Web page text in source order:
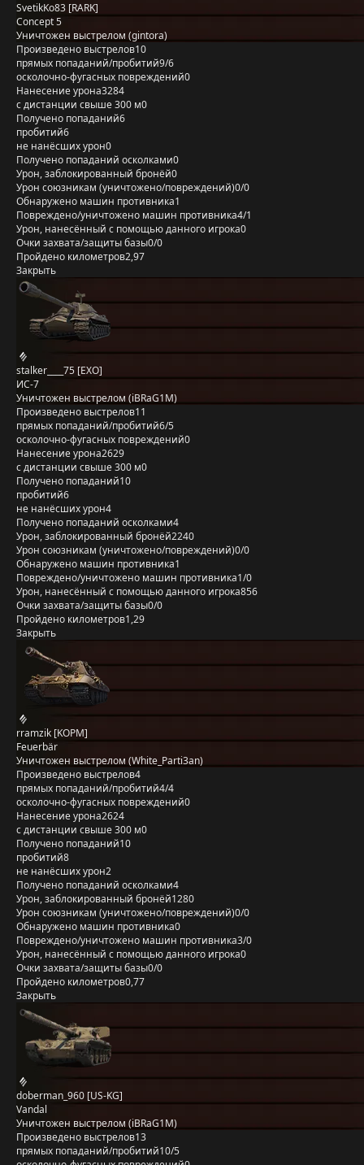
SvetikKo83 [RARK]
Concept 5
Уничтожен выстрелом (gintora)
Произведено выстрелов10
прямых попаданий/пробитий9/6
осколочно-фугасных повреждений0
Нанесение урона3284
с дистанции свыше 300 м0
Получено попаданий6
пробитий6
не нанёсших урон0
Получено попаданий осколками0
Урон, заблокированный бронёй0
Урон союзникам (уничтожено/повреждений)0/0
Обнаружено машин противника1
Повреждено/уничтожено машин противника4/1
Урон, нанесённый с помощью данного игрока0
Очки захвата/защиты базы0/0
Пройдено километров2,97
Закрыть
stalker____75 [EXO]
ИС-7
Уничтожен выстрелом (iBRaG1M)
Произведено выстрелов11
прямых попаданий/пробитий6/5
осколочно-фугасных повреждений0
Нанесение урона2629
с дистанции свыше 300 м0
Получено попаданий10
пробитий6
не нанёсших урон4
Получено попаданий осколками4
Урон, заблокированный бронёй2240
Урон союзникам (уничтожено/повреждений)0/0
Обнаружено машин противника1
Повреждено/уничтожено машин противника1/0
Урон, нанесённый с помощью данного игрока856
Очки захвата/защиты базы0/0
Пройдено километров1,29
Закрыть
rramzik [KOPM]
Feuerbär
Уничтожен выстрелом (White_Parti3an)
Произведено выстрелов4
прямых попаданий/пробитий4/4
осколочно-фугасных повреждений0
Нанесение урона2624
с дистанции свыше 300 м0
Получено попаданий10
пробитий8
не нанёсших урон2
Получено попаданий осколками4
Урон, заблокированный бронёй1280
Урон союзникам (уничтожено/повреждений)0/0
Обнаружено машин противника0
Повреждено/уничтожено машин противника3/0
Урон, нанесённый с помощью данного игрока0
Очки захвата/защиты базы0/0
Пройдено километров0,77
Закрыть
doberman_960 [US-KG]
Vandal
Уничтожен выстрелом (iBRaG1M)
Произведено выстрелов13
прямых попаданий/пробитий10/5